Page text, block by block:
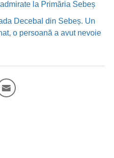
la Primăria Sebeș
Decebal din Sebeș. Un
o persoană a avut nevoie